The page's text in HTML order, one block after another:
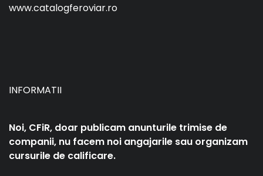
www.catalogferoviar.ro
INFORMATII
Noi, CFiR, doar publicam anunturile trimise de
companii, nu facem noi angajarile sau organizam
cursurile de calificare.